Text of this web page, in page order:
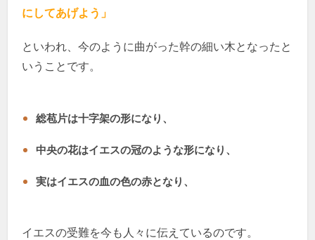
にしてあげよう」
といわれ、今のように曲がった幹の細い木となったと
いうことです。
総苞片は十字架の形になり、
中央の花はイエスの冠のような形になり、
実はイエスの血の色の赤となり、
イエスの受難を今も人々に伝えているのです。